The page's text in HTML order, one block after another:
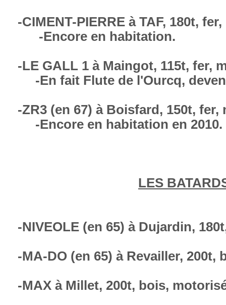
-CIMENT-PIERRE à
-Encore en habitation.
-LE GALL 1 à Maingot,
-En fait Flute de l'Ourcq,
-ZR3 (en 67) à Boisfard,
-Encore en habitation en 2010.
LES
-NIVEOLE (en 65) à Dujardin,
-MA-DO (en 65) à Revailler, 200t,
-MAX à Millet, 200t, bois,